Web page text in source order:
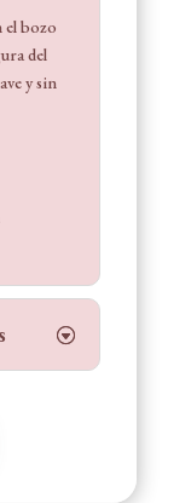
el bozo
del
y sin